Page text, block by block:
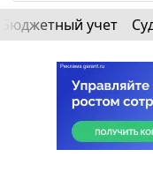
Бюджетный учет